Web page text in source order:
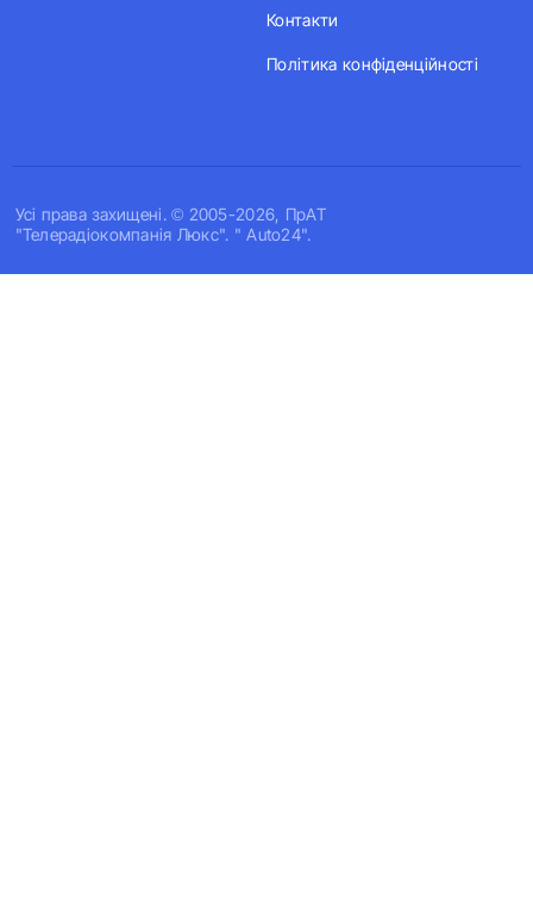
Усi права захищенi. © 2005-2026, ПрАТ
"Телерадіокомпанія Люкс". " Auto24".
Контакти
Політика конфіденційності